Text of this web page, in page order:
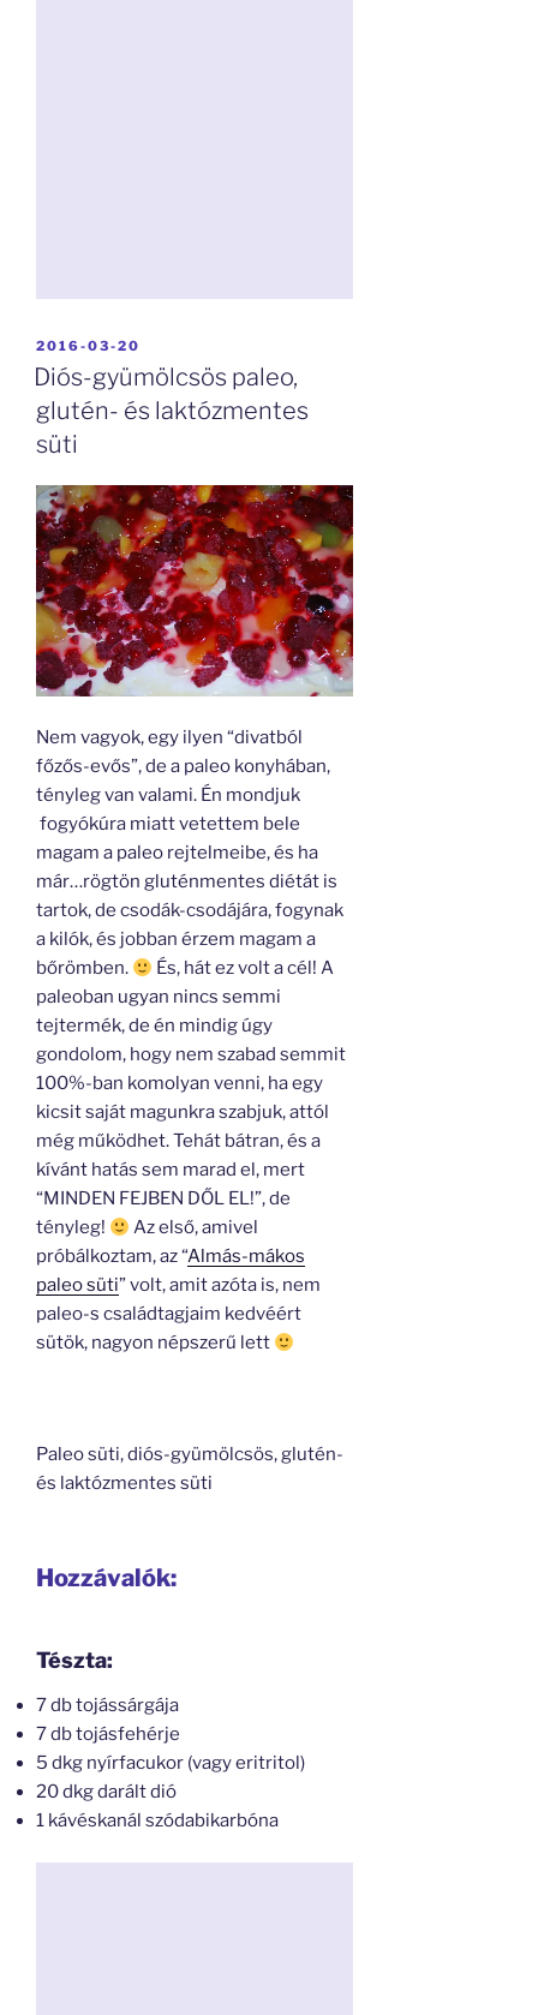
BEKÜLDVE:
2016-03-20
Diós-gyümölcsös paleo,
glutén- és laktózmentes
süti
Nem vagyok, egy ilyen “divatból
főzős-evős”, de a paleo konyhában,
tényleg van valami. Én mondjuk
fogyókúra miatt vetettem bele
magam a paleo rejtelmeibe, és ha
már…rögtön gluténmentes diétát is
tartok, de csodák-csodájára, fogynak
a kilók, és jobban érzem magam a
bőrömben.
És, hát ez volt a cél! A
paleoban ugyan nincs semmi
tejtermék, de én mindig úgy
gondolom, hogy nem szabad semmit
100%-ban komolyan venni, ha egy
kicsit saját magunkra szabjuk, attól
még működhet. Tehát bátran, és a
kívánt hatás sem marad el, mert
“MINDEN FEJBEN DŐL EL!”, de
tényleg!
Az első, amivel
próbálkoztam, az “Almás-mákos
paleo süti” volt, amit azóta is, nem
paleo-s családtagjaim kedvéért
sütök, nagyon népszerű lett
Paleo süti, diós-gyümölcsös, glutén-
és laktózmentes süti
Hozzávalók:
Tészta:
7 db tojássárgája
7 db tojásfehérje
5 dkg nyírfacukor (vagy eritritol)
20 dkg darált dió
1 kávéskanál szódabikarbóna